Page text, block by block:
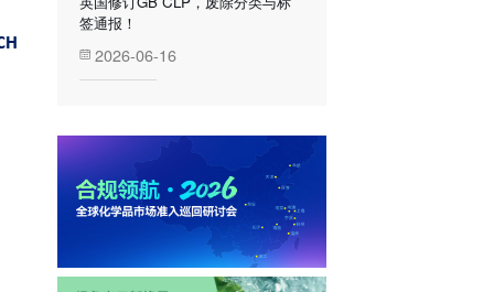
签通报！
2026-06-16